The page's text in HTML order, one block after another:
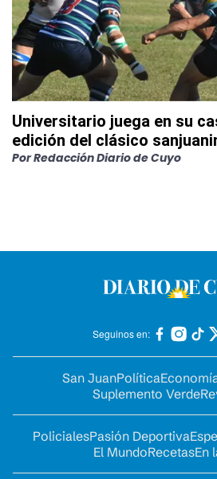
Universitario juega en su
edición del clásico
PorRedacción Diario de Cuyo
Seguinos en:
San JuanPolítica
Suplemento Verde
PolicialesPasión Deportiva
El MundoRecetasEn